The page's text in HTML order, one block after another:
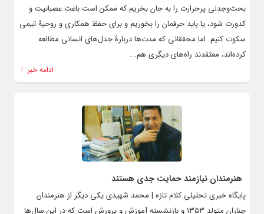
بحث‌وجدلی پرحرارت را به جان بخریم که ممکن است باعث عصبانیت و
کدورت شود، یا باید حرفمان را بخوریم و برای حفظ همکاری و روحیۀ تیمی
سکوت کنیم. اما محققانی که مدت‌ها دربارۀ جدل‌های انسانی مطالعه
کرده‌اند، معتقدند راه‌های دیگری هم...
ادامه خبر
هنرمندان نیازمند حمایت جدی هستند
پایگاه خبری تحلیلی کلام تازه | محمد شهیدی یکی دیگر از هنرمندان
چناران متولد ۱۳۵۳ و بازنشسته آموزش و پرورش است که در این سال‌ها